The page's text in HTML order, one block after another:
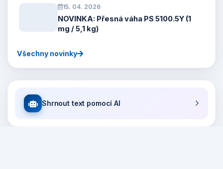
15. 04. 2026
NOVINKA: Přesná váha PS 5100.5Y (1
mg / 5,1 kg)
Všechny novinky
Shrnout text pomocí AI